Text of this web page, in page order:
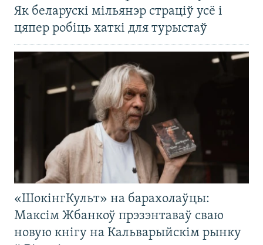
Як беларускі мільянэр страціў усё і
цяпер робіць хаткі для турыстаў
«ШокінгКульт» на барахолаўцы:
Максім Жбанкоў прэзэнтаваў сваю
новую кнігу на Кальварыйскім рынку